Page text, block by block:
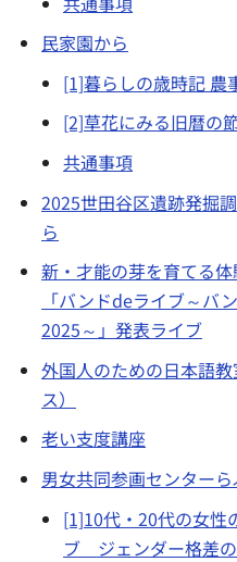
民家園から
[1]暮らしの歳時記 農
[2]草花にみる旧暦の
共通事項
2025世田谷区遺跡発掘
ら
新・才能の芽を育てる
「バンドdeライブ～バ
2025～」発表ライブ
外国人のための日本語
ス）
老い支度講座
男女共同参画センター
[1]10代・20代の女性
ブ ジェンダー格差